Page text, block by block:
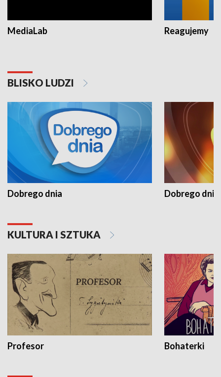
MediaLab Reagujemy
BLISKO LUDZI
Dobrego dnia Dobrego dnia
KULTURA I SZTUKA
Profesor Bohaterki